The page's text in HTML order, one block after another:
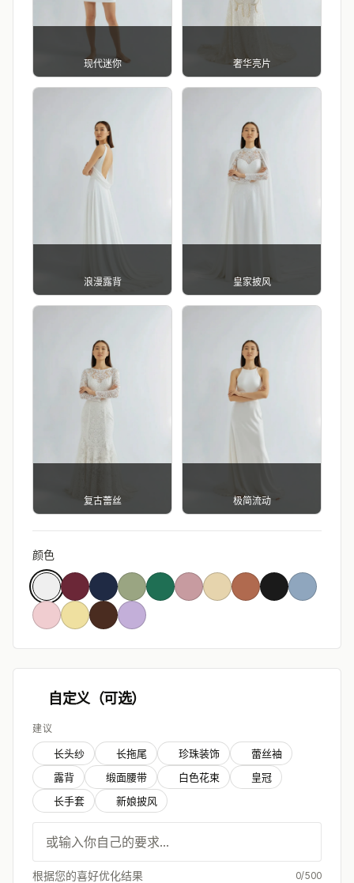
现代迷你 奢华亮片
浪漫露背 皇家披风
复古蕾丝 极简流动
颜色
自定义（可选）
建议
长头纱 长拖尾 珍珠装饰
蕾丝袖
露背
缎面腰带 白色花束
皇冠
长手套
新娘披风
根据您的喜好优化结果 0/500